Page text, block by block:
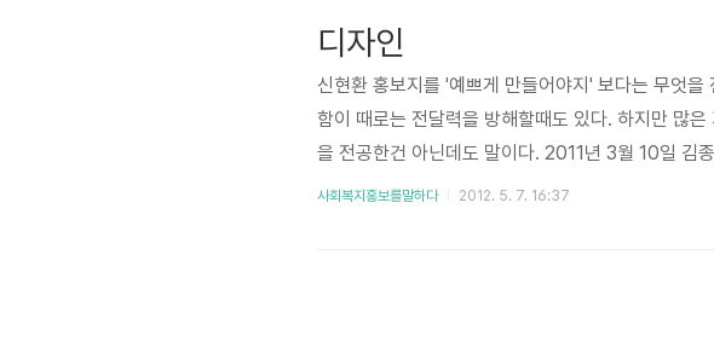
디자인
신현환 홍보지를 '예쁘게 만들어야지' 보다는 무엇
함이 때로는 전달력을 방해할때도 있다. 하지만 많
을 전공한건 아닌데도 말이다. 2011년 3월 10일 김
나요? 그런 생각을 합니다. 김종원 디자인을 잘하는
사회복지홍보를말하다 2012. 5. 7. 16:37